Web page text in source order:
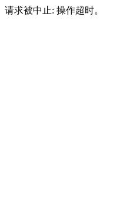
请求被中止: 操作超时。